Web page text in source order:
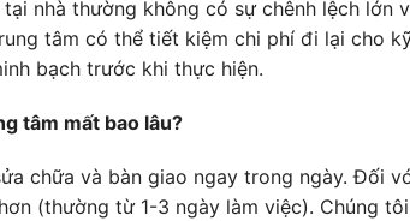
nhà thường không có sự chênh lệch lớn
tâm có thể tiết kiệm chi phí đi lại cho
bạch trước khi thực hiện.
tâm mất bao lâu?
chữa và bàn giao ngay trong ngày. Đối
(thường từ 1-3 ngày làm việc). Chúng